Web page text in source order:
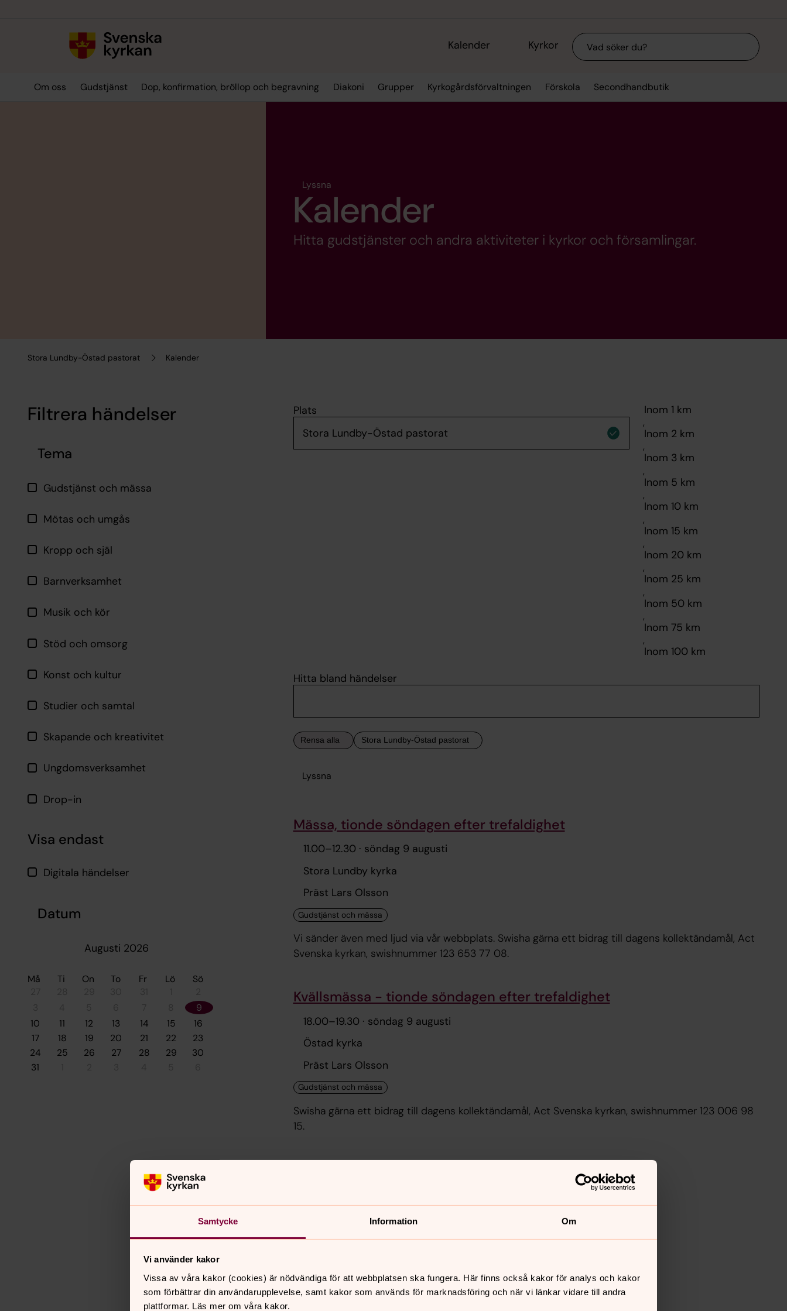
Samtycke Information Om
Vi använder kakor
Vissa av våra kakor (cookies) är nödvändiga för att webbplatsen ska fungera. Här finns också kakor för analys och kakor
som förbättrar din användarupplevelse, samt kakor som används för marknadsföring och när vi länkar vidare till andra
plattformar. Läs mer om våra kakor.
Kalender Kyrkor Sök
Om oss Gudstjänst Dop, konfirmation, bröllop och begravning Diakoni Grupper Kyrkogårdsförvaltningen Förskola Secondhandbutik
Stora Lundby-Östad pastorat Kalender
Lyssna
Kalender
Hitta gudstjänster och andra aktiviteter i kyrkor och församlingar.
Filtrera händelser
Tema
Gudstjänst och mässa
Mötas och umgås
Kropp och själ
Barnverksamhet
Musik och kör
Stöd och omsorg
Konst och kultur
Studier och samtal
Skapande och kreativitet
Ungdomsverksamhet
Drop-in
Visa endast
Digitala händelser
Datum
Augusti 2026
Må Ti On To Fr Lö
Sö
9
10
11 12 13 14 15
16
17
18 19 20 21 22
23
24
25 26 27 28 29
30
31
Plats
,
,
,
,
,
,
,
,
,
,
Hitta bland händelser
Lyssna
Mässa, tionde söndagen efter trefaldighet
11.00–12.30 · söndag 9 augusti
Stora Lundby kyrka
Präst Lars Olsson
Vi sänder även med ljud via vår webbplats. Swisha gärna ett bidrag till dagens kollektändamål, Act
Svenska kyrkan, swishnummer 123 653 77 08.
Kvällsmässa - tionde söndagen efter trefaldighet
18.00–19.30 · söndag 9 augusti
Östad kyrka
Präst Lars Olsson
Swisha gärna ett bidrag till dagens kollektändamål, Act Svenska kyrkan, swishnummer 123 006 98
15.
19.00–21.00· måndag 10 augusti